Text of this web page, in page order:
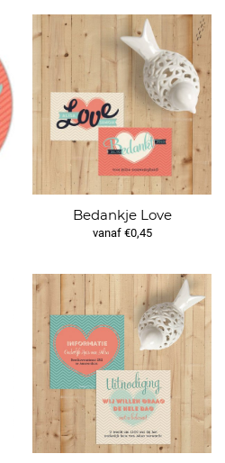
Bedankje Love
vanaf €0,45